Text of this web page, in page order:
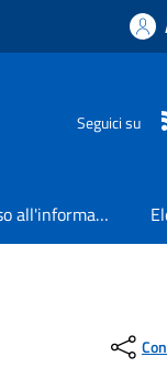
Seguici su
Accesso all'informazione